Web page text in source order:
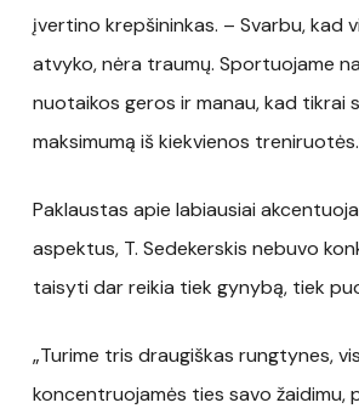
įvertino krepšininkas. – Svarbu, kad
atvyko, nėra traumų. Sportuojame
nuotaikos geros ir manau, kad tikrai
maksimumą iš kiekvienos
Paklaustas apie labiausiai
aspektus, T. Sedekerskis nebuvo
taisyti dar reikia tiek gynybą, tiek
„Turime tris draugiškas rungtynes,
koncentruojamės ties savo žaidimu,